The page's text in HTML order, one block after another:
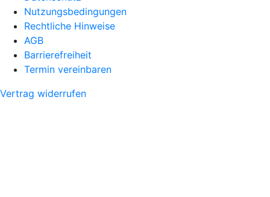
Nutzungsbedingungen
Rechtliche Hinweise
AGB
Barrierefreiheit
Termin vereinbaren
Vertrag widerrufen